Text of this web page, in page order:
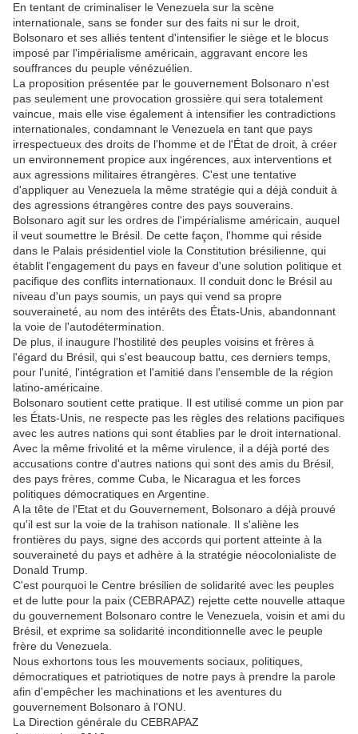
En tentant de criminaliser le Venezuela sur la scène
internationale, sans se fonder sur des faits ni sur le droit,
Bolsonaro et ses alliés tentent d'intensifier le siège et le blocus
imposé par l'impérialisme américain, aggravant encore les
souffrances du peuple vénézuélien.
La proposition présentée par le gouvernement Bolsonaro n'est
pas seulement une provocation grossière qui sera totalement
vaincue, mais elle vise également à intensifier les contradictions
internationales, condamnant le Venezuela en tant que pays
irrespectueux des droits de l'homme et de l'État de droit, à créer
un environnement propice aux ingérences, aux interventions et
aux agressions militaires étrangères. C'est une tentative
d'appliquer au Venezuela la même stratégie qui a déjà conduit à
des agressions étrangères contre des pays souverains.
Bolsonaro agit sur les ordres de l'impérialisme américain, auquel
il veut soumettre le Brésil. De cette façon, l'homme qui réside
dans le Palais présidentiel viole la Constitution brésilienne, qui
établit l'engagement du pays en faveur d'une solution politique et
pacifique des conflits internationaux. Il conduit donc le Brésil au
niveau d'un pays soumis, un pays qui vend sa propre
souveraineté, au nom des intérêts des États-Unis, abandonnant
la voie de l'autodétermination.
De plus, il inaugure l'hostilité des peuples voisins et frères à
l'égard du Brésil, qui s'est beaucoup battu, ces derniers temps,
pour l'unité, l'intégration et l'amitié dans l'ensemble de la région
latino-américaine.
Bolsonaro soutient cette pratique. Il est utilisé comme un pion par
les États-Unis, ne respecte pas les règles des relations pacifiques
avec les autres nations qui sont établies par le droit international.
Avec la même frivolité et la même virulence, il a déjà porté des
accusations contre d'autres nations qui sont des amis du Brésil,
des pays frères, comme Cuba, le Nicaragua et les forces
politiques démocratiques en Argentine.
A la tête de l'Etat et du Gouvernement, Bolsonaro a déjà prouvé
qu'il est sur la voie de la trahison nationale. Il s'aliène les
frontières du pays, signe des accords qui portent atteinte à la
souveraineté du pays et adhère à la stratégie néocolonialiste de
Donald Trump.
C'est pourquoi le Centre brésilien de solidarité avec les peuples
et de lutte pour la paix (CEBRAPAZ) rejette cette nouvelle attaque
du gouvernement Bolsonaro contre le Venezuela, voisin et ami du
Brésil, et exprime sa solidarité inconditionnelle avec le peuple
frère du Venezuela.
Nous exhortons tous les mouvements sociaux, politiques,
démocratiques et patriotiques de notre pays à prendre la parole
afin d'empêcher les machinations et les aventures du
gouvernement Bolsonaro à l'ONU.
La Direction générale du CEBRAPAZ